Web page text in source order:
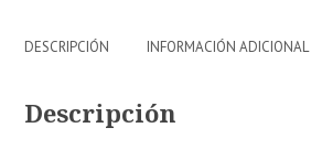
DESCRIPCIÓN INFORMACIÓN ADICIONAL
Descripción